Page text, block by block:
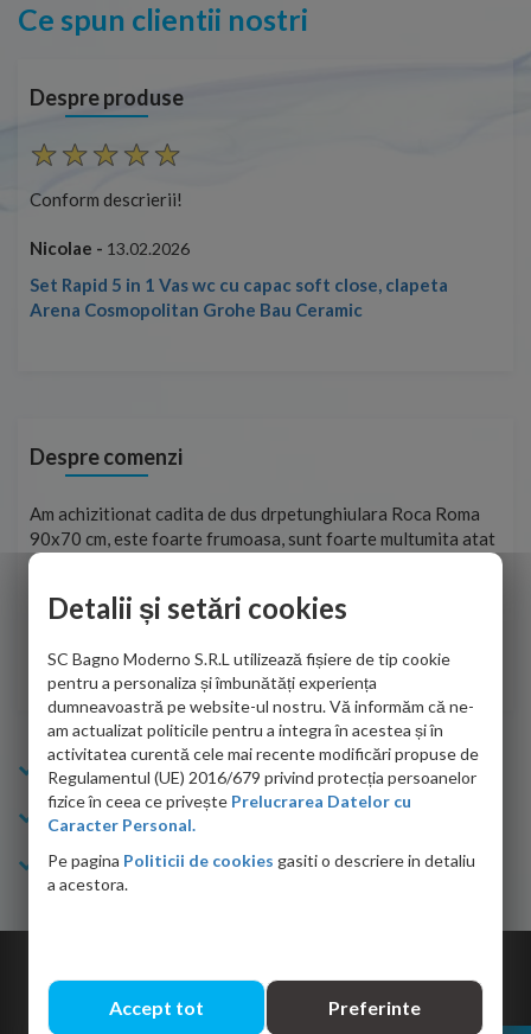
Ce spun clientii nostri
Despre produse
Conform descrierii!
Nicolae - 13.02.2026
Set Rapid 5 in 1 Vas wc cu capac soft close, clapeta
Arena Cosmopolitan Grohe Bau Ceramic
Despre comenzi
Am achizitionat cadita de dus drpetunghiulara Roca Roma
90x70 cm, este foarte frumoasa, sunt foarte multumita atat
de personalul firmei dvs. cu care am colaborat in obtinerea
adus coletul in siguranta.Numai bine, va doresc!
Sofrone Viviana -28.07.2026
Info Bagno
Cumparaturi
Suport clienti
Detalii și setări cookies
SC Bagno Moderno S.R.L utilizează fișiere de tip cookie
pentru a personaliza și îmbunătăți experiența
dumneavoastră pe website-ul nostru. Vă informăm că ne-
am actualizat politicile pentru a integra în acestea și în
activitatea curentă cele mai recente modificări propuse de
Regulamentul (UE) 2016/679 privind protecția persoanelor
fizice în ceea ce privește Prelucrarea Datelor cu
Caracter Personal.
Pe pagina Politicii de cookies gasiti o descriere in detaliu
a acestora.
Accept tot Preferinte